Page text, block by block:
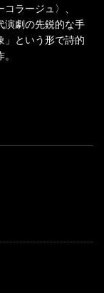
ラージュ〉、
演劇の先鋭的な手
」という形で詩的